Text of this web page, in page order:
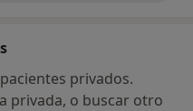
privados.
privada, o buscar otro